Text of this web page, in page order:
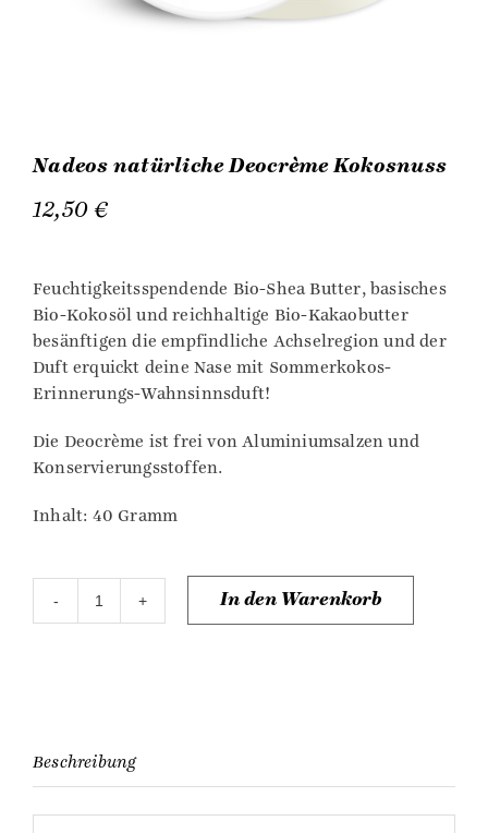
Nadeos natürliche Deocrème Kokosnuss
12,50€
Feuchtigkeitsspendende Bio-Shea Butter, basisches
Bio-Kokosöl und reichhaltige Bio-Kakaobutter
besänftigen die empfindliche Achselregion und der
Duft erquickt deine Nase mit Sommerkokos-
Erinnerungs-Wahnsinnsduft!
Die Deocrème ist frei von Aluminiumsalzen und
Konservierungsstoffen.
Inhalt: 40 Gramm
Nadeos
In den Warenkorb
Beschreibung